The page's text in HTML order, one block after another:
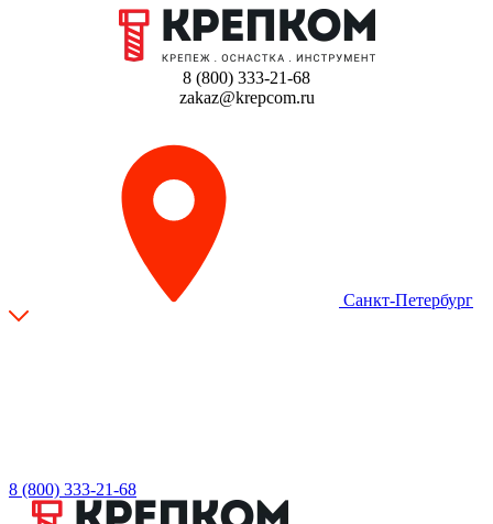
8 (800) 333-21-68
zakaz@krepcom.ru
Санкт-Петербург
8 (800) 333-21-68